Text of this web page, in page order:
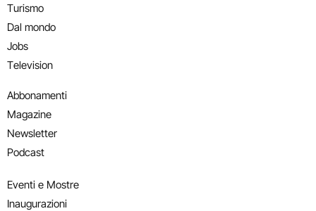
Turismo
Dal mondo
Jobs
Television
Abbonamenti
Magazine
Newsletter
Podcast
Eventi e Mostre
Inaugurazioni